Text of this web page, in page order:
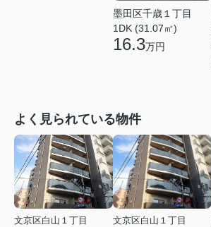
墨田区千歳１丁目
1DK (31.07㎡)
16.3万円
よく見られている物件
文京区白山１丁目
文京区白山１丁目